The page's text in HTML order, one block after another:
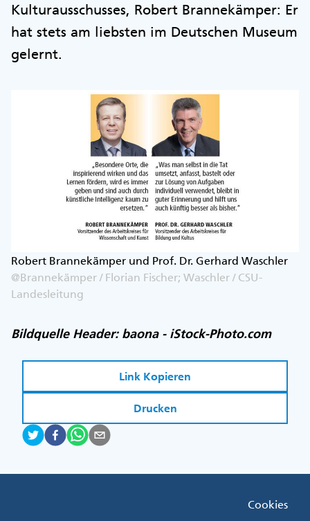
Kulturausschusses, Robert Brannekämper: Er
hat stets am liebsten im Deutschen Museum
gelernt.
Robert Brannekämper und Prof. Dr. Gerhard Waschler
@Brannekämper / Florian Fischer; Waschler / CSU-
Landesleitung
Bildquelle Header: baona - iStock-Photo.com
Link Kopieren
Drucken
Cookies